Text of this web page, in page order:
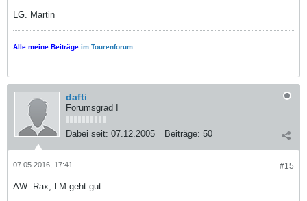
LG. Martin
Alle meine Beiträge im Tourenforum
dafti
Forumsgrad I
Dabei seit: 07.12.2005 Beiträge: 50
#15
07.05.2016, 17:41
AW: Rax, LM geht gut